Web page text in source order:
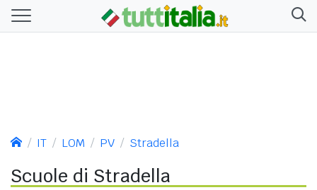
IT LOM PV Stradella
Scuole di Stradella